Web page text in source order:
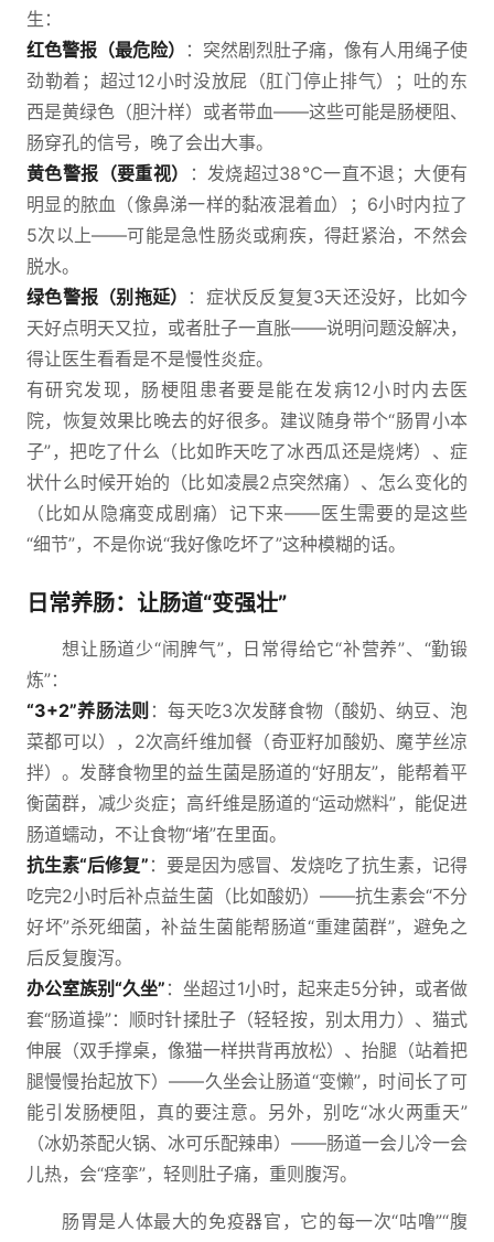
生：
红色警报（最危险）
：突然剧烈肚子痛，像有人用绳子使
劲勒着；超过12小时没放屁（肛门停止排气）；吐的东
西是黄绿色（胆汁样）或者带血——这些可能是肠梗阻、
肠穿孔的信号，晚了会出大事。
黄色警报（要重视）
：发烧超过38℃一直不退；大便有
明显的脓血（像鼻涕一样的黏液混着血）；6小时内拉了
5次以上——可能是急性肠炎或痢疾，得赶紧治，不然会
脱水。
绿色警报（别拖延）
：症状反反复复3天还没好，比如今
天好点明天又拉，或者肚子一直胀——说明问题没解决，
得让医生看看是不是慢性炎症。
有研究发现，肠梗阻患者要是能在发病12小时内去医
院，恢复效果比晚去的好很多。建议随身带个“肠胃小本
子”，把吃了什么（比如昨天吃了冰西瓜还是烧烤）、症
状什么时候开始的（比如凌晨2点突然痛）、怎么变化的
（比如从隐痛变成剧痛）记下来——医生需要的是这些
“细节”，不是你说“我好像吃坏了”这种模糊的话。
日常养肠：让肠道“变强壮”
想让肠道少“闹脾气”，日常得给它“补营养”、“勤锻
炼”：
“3+2”养肠法则 ：每天吃3次发酵食物（酸奶、纳豆、泡
菜都可以），2次高纤维加餐（奇亚籽加酸奶、魔芋丝凉
拌）。发酵食物里的益生菌是肠道的“好朋友”，能帮着平
衡菌群，减少炎症；高纤维是肠道的“运动燃料”，能促进
肠道蠕动，不让食物“堵”在里面。
抗生素“后修复” ：要是因为感冒、发烧吃了抗生素，记得
吃完2小时后补点益生菌（比如酸奶）——抗生素会“不分
好坏”杀死细菌，补益生菌能帮肠道“重建菌群”，避免之
后反复腹泻。
办公室族别“久坐” ：坐超过1小时，起来走5分钟，或者做
套“肠道操”：顺时针揉肚子（轻轻按，别太用力）、猫式
伸展（双手撑桌，像猫一样拱背再放松）、抬腿（站着把
腿慢慢抬起放下）——久坐会让肠道“变懒”，时间长了可
能引发肠梗阻，真的要注意。另外，别吃“冰火两重天”
（冰奶茶配火锅、冰可乐配辣串）——肠道一会儿冷一会
儿热，会“痉挛”，轻则肚子痛，重则腹泻。
肠胃是人体最大的免疫器官，它的每一次“咕噜”“腹